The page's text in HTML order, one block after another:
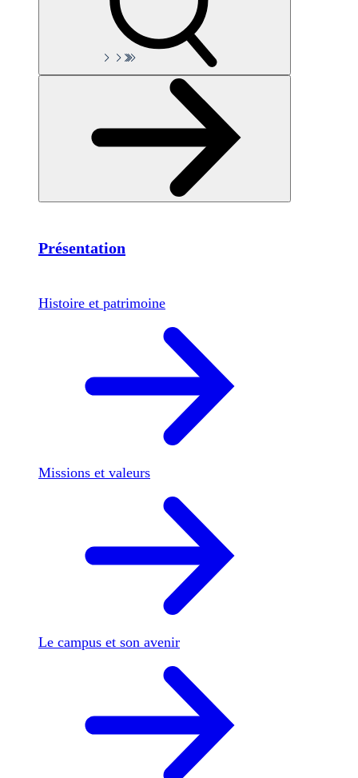
Présentation
Histoire et patrimoine
Missions et valeurs
Le campus et son avenir